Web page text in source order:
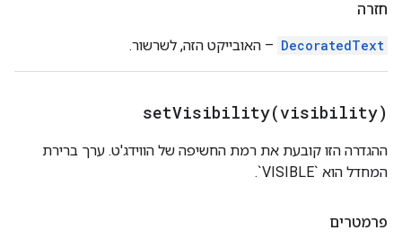
חזרה
DecoratedText – האובייקט הזה, לשרשור.
setVisibility(visibility)
ההגדרה הזו קובעת את רמת החשיפה של הווידג'ט. ערך ברירת
המחדל הוא `VISIBLE`.
פרמטרים